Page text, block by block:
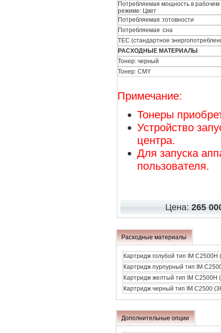
Потребляемая мощность в рабочем
режиме: Цвет
Потребляемая :готовности
Потребляемая :сна
TEC (стандартное
РАСХОДНЫЕ МАТЕРИАЛЫ
Тонер: черный
Тонер: CMY
Примечание:
Тонеры
Устройство
центра.
Для запуска
пользователя.
Цена: 265
Расходные материалы
Картридж голубой тип IM C2500H
Картридж пурпурный тип IM
Картридж желтый тип IM C2500H
Картридж черный тип IM C2500
Дополнительные опции